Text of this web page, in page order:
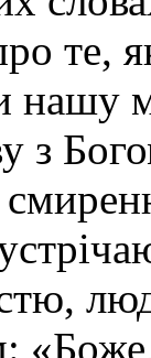
те,
з